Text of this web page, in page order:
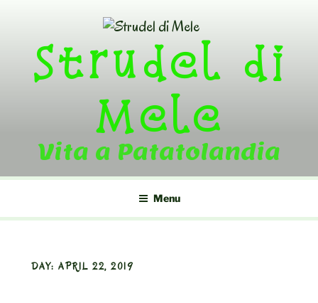
contentStrudel di
Mele
Vita a Patatolandia
Menu
DAY: APRIL 22, 2019